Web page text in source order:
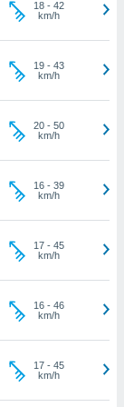
18- 42
km/h
19- 43
km/h
20- 50
km/h
16- 39
km/h
17- 45
km/h
16- 46
km/h
17- 45
km/h